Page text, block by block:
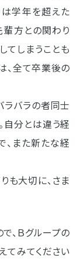
は学年を超えた
輩方との関わり
てしまうことも
、全て卒業後の
ラバラの者同士
自分とは違う経
また新たな経
も大切に、さま
、Ｂグループの
てみてください